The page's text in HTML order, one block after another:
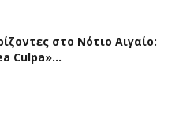
στο Νότιο Αιγαίο:
Culpa»…